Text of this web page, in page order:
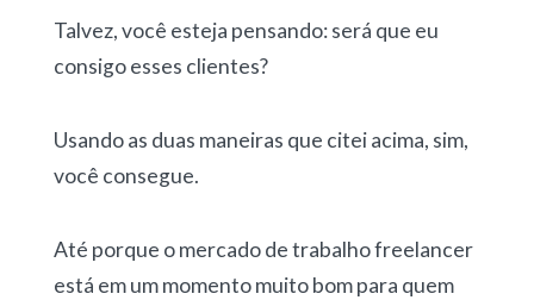
Talvez, você esteja pensando: será que eu
consigo esses clientes?
Usando as duas maneiras que citei acima, sim,
você consegue.
Até porque o mercado de trabalho freelancer
está em um momento muito bom para quem